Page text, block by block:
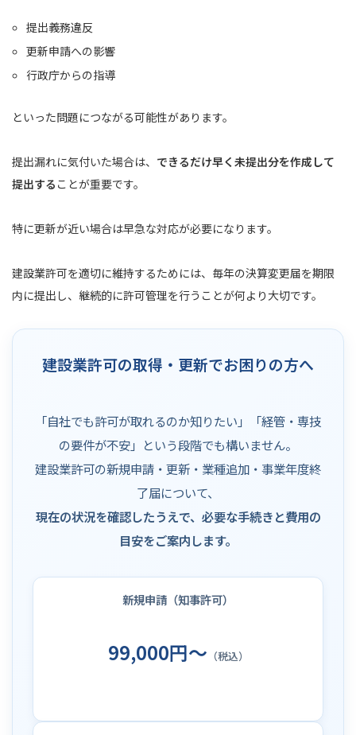
提出義務違反
更新申請への影響
行政庁からの指導
といった問題につながる可能性があります。
提出漏れに気付いた場合は、 できるだけ早く未提出分を作成して
提出する ことが重要です。
特に更新が近い場合は早急な対応が必要になります。
建設業許可を適切に維持するためには、毎年の決算変更届を期限
内に提出し、継続的に許可管理を行うことが何より大切です。
建設業許可の取得・更新でお困りの方へ
「自社でも許可が取れるのか知りたい」「経管・専技
の要件が不安」という段階でも構いません。
建設業許可の新規申請・更新・業種追加・事業年度終
了届について、
現在の状況を確認したうえで、必要な手続きと費用の
目安をご案内します。
新規申請（知事許可）
99,000円～ （税込）